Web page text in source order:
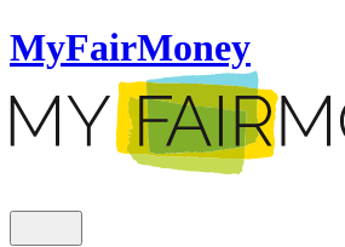
MyFairMoney